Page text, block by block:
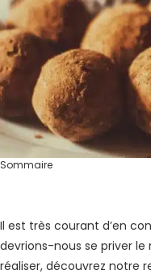
Sommaire
Il est très courant d’en
devrions-nous se priver le
réaliser, découvrez notre